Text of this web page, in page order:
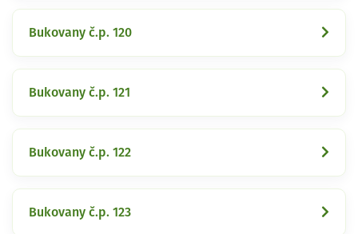
Bukovany č.p. 120
Bukovany č.p. 121
Bukovany č.p. 122
Bukovany č.p. 123